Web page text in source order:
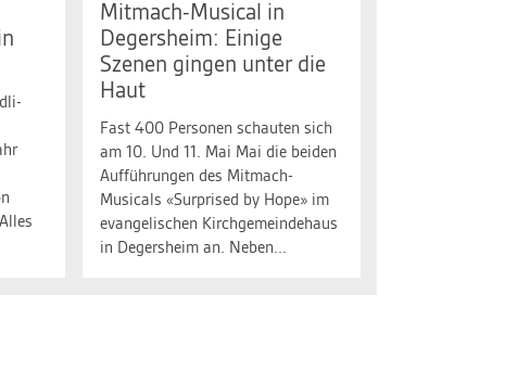
Mitmach-Musical in
Degersheim: Einige
Szenen gingen unter die
Haut
Fast 400 Personen schauten sich
am 10. Und 11. Mai Mai die beiden
Aufführungen des Mitmach-
Musicals «Surprised by Hope» im
evangelischen Kirchgemeindehaus
in Degersheim an. Neben...